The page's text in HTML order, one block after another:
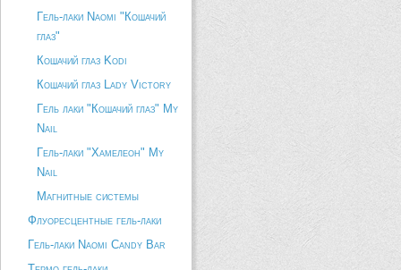
Гель-лаки Naomi "Кошачий
глаз"
Кошачий глаз Kodi
Кошачий глаз Lady Victory
Гель лаки "Кошачий глаз" My
Nail
Гель-лаки "Хамелеон" My
Nail
Магнитные системы
Флуоресцентные гель-лаки
Гель-лаки Naomi Candy Bar